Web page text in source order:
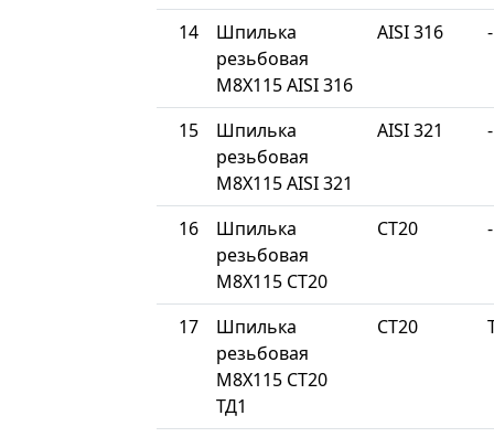
14
Шпилька
резьбовая
М8Х115 AISI 316
AISI 316 -
15
Шпилька
резьбовая
М8Х115 AISI 321
AISI 321 -
16
Шпилька
резьбовая
М8Х115 СТ20
СТ20 -
17
Шпилька
резьбовая
М8Х115 СТ20
ТД1
СТ20